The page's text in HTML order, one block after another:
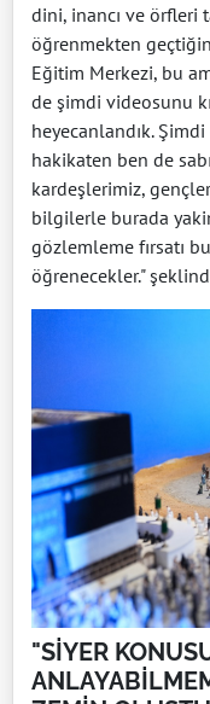
dini, inancı ve örfleri
öğrenmekten
Eğitim Merkezi, bu
de şimdi videosunu
heyecanlandık.
hakikaten ben de
kardeşlerimiz,
bilgilerle burada
gözlemleme fırsatı
öğrenecekler."
"SİYER